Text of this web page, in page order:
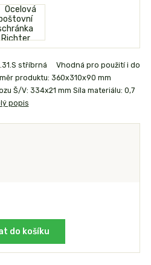
stříbrná Vhodná pro použití i do
produktu: 360x310x90 mm
Š/V: 334x21 mm Síla materiálu: 0,7
popis
do košíku